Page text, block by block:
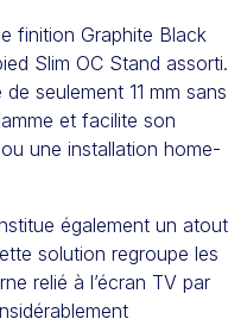
finition Graphite Black
Slim OC Stand assorti.
seulement 11 mm sans
et facilite son
une installation home-
également un atout
solution regroupe les
relié à l’écran TV par